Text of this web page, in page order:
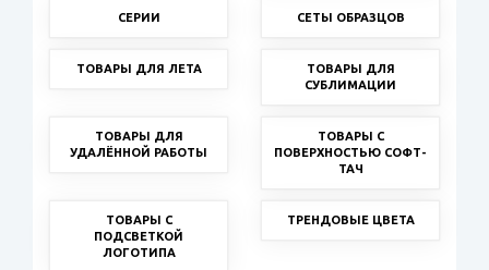
СЕРИИ СЕТЫ ОБРАЗЦОВ
ТОВАРЫ ДЛЯ ЛЕТА
ТОВАРЫ ДЛЯ
СУБЛИМАЦИИ
ТОВАРЫ ДЛЯ
УДАЛЁННОЙ РАБОТЫ
ТОВАРЫ С
ПОВЕРХНОСТЬЮ СОФТ-
ТАЧ
ТОВАРЫ С
ПОДСВЕТКОЙ
ЛОГОТИПА
ТРЕНДОВЫЕ ЦВЕТА